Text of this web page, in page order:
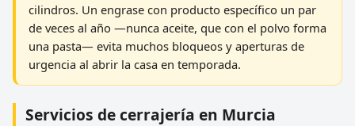
cilindros. Un engrase con producto específico un par
de veces al año —nunca aceite, que con el polvo forma
una pasta— evita muchos bloqueos y aperturas de
urgencia al abrir la casa en temporada.
Servicios de cerrajería en Murcia